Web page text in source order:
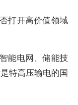
打开高价值领域
能电网、储能技
特高压输电的国